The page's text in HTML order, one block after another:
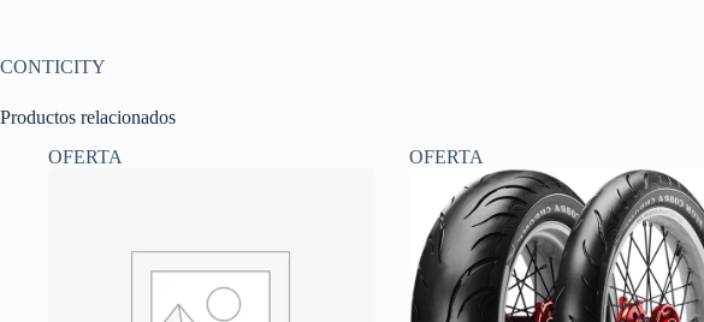
CONTICITY
Productos relacionados
OFERTA
OFERTA